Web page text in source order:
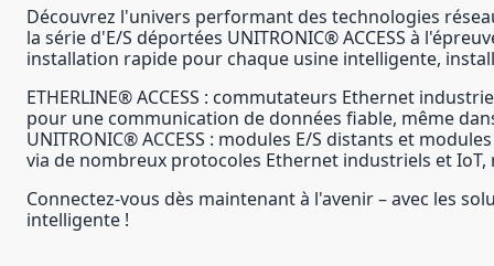
Découvrez l'univers performant des technologies
la série d'E/S déportées UNITRONIC® ACCESS à
installation rapide pour chaque usine intelligente,
ETHERLINE® ACCESS : commutateurs Ethernet
pour une communication de données fiable, même
UNITRONIC® ACCESS : modules E/S distants et
via de nombreux protocoles Ethernet industriels et
Connectez-vous dès maintenant à l'avenir – avec les
intelligente !